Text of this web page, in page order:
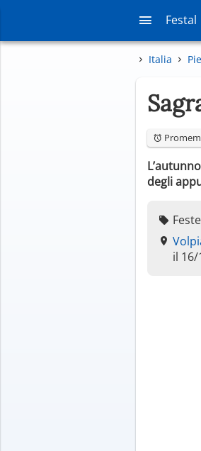
Festal
Italia
degli
il 16/